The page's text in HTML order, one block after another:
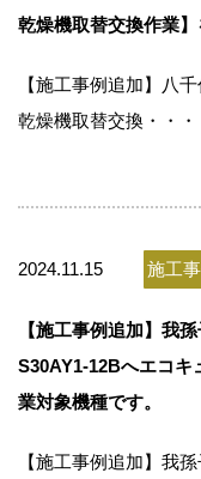
乾燥機取替交換作業
【施工事例追加】八
乾燥機取替交換・・・
2024.11.15 施工
【施工事例追加】我
S30AY1-12Bへエコ
業対象機種です。
【施工事例追加】我